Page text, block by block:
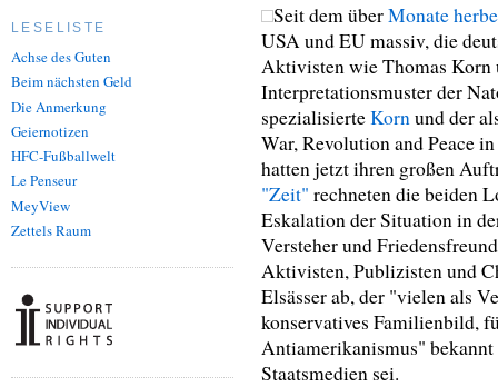
LESELISTE
Achse des Guten
Beim nächsten Geld
Die Anmerkung
Geiernotizen
HFC-Fußballwelt
Le Penseur
MeyView
Zettels Raum
Seit dem überMonate
USA und EU massiv, die
Aktivisten wie Thomas Korn
Interpretationsmuster der
spezialisierteKorn und der
War, Revolution and Peace
hatten jetzt ihren großen
"Zeit" rechneten die beiden
Eskalation der Situation in
Versteher und
Aktivisten, Publizisten und
Elsässer ab, der "vielen als
konservatives Familienbild,
Antiamerikanismus"
Staatsmedien sei.